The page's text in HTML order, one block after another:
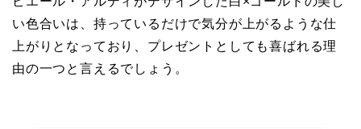
い色合いは、持っているだけで気分が上がるような仕
上がりとなっており、プレゼントとしても喜ばれる理
由の一つと言えるでしょう。